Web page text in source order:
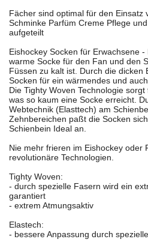
Fächer sind optimal für den Einsatz
Schminke Parfüm Creme Pflege
aufgeteilt
Eishockey Socken für Erwachsene
warme Socke für den Fan und den
Füssen zu kalt ist. Durch die dicken
Socken für ein wärmendes und
Die Tighty Woven Technologie
was so kaum eine Socke erreicht.
Webtechnik (Elasttech) am
Zehnbereichen paßt die Socken
Schienbein Ideal an.
Nie mehr frieren im Eishockey oder
revolutionäre Technologien.
Tighty Woven:
- durch spezielle Fasern wird ein
garantiert
- extrem Atmungsaktiv
Elastech:
- bessere Anpassung durch